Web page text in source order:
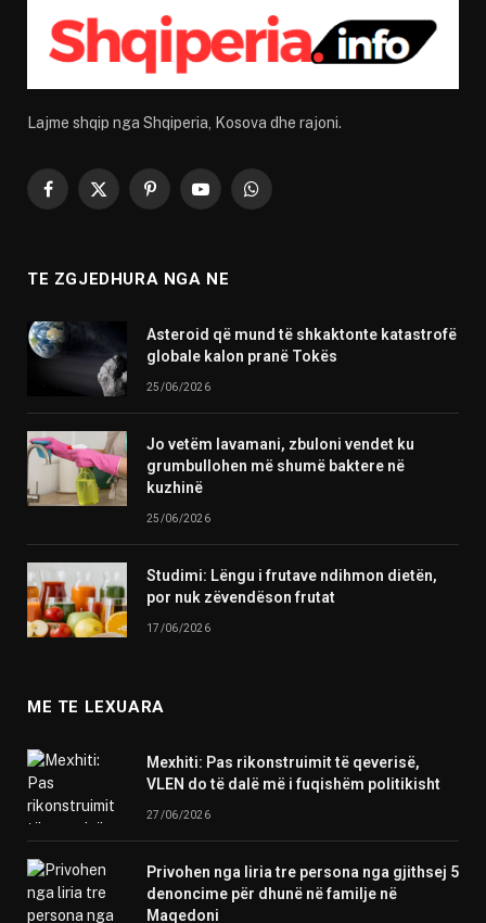
Lajme shqip nga Shqiperia, Kosova dhe rajoni.
Facebook
X
PinterestYouTubeWhatsApp
TE ZGJEDHURA NGA NE
Asteroid që mund të shkaktonte katastrofë
globale kalon pranë Tokës
25/06/2026
Jo vetëm lavamani, zbuloni vendet ku
grumbullohen më shumë baktere në
kuzhinë
25/06/2026
Studimi: Lëngu i frutave ndihmon dietën,
por nuk zëvendëson frutat
17/06/2026
ME TE LEXUARA
Mexhiti: Pas rikonstruimit të qeverisë,
VLEN do të dalë më i fuqishëm politikisht
27/06/2026
Privohen nga liria tre persona nga gjithsej 5
denoncime për dhunë në familje në
Maqedoni